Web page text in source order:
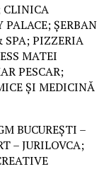
CLINICA
ȘERBAN
SPA; PIZZERIA
MATEI
PESCAR;
ȘI MEDICINĂ
BUCUREȘTI –
– JURILOVCA;